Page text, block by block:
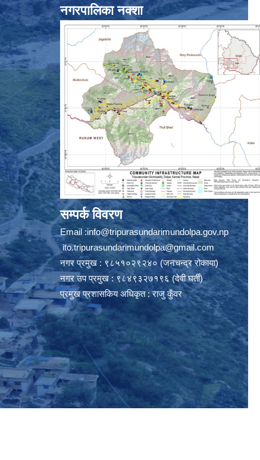
नगरपालिका नक्शा
सम्पर्क विवरण
Email :info@tripurasundarimundolpa.gov.np
ito.tripurasundarimundolpa@gmail.com
नगर प्रमुख : ९८५१०२९२४० (जनचन्द्र रोकाया)
नगर उप प्रमुख : ९८४९३२७१९६ (देवी घर्ती)
प्रमुख प्रशासकिय अधिकृत : राजु कुँवर